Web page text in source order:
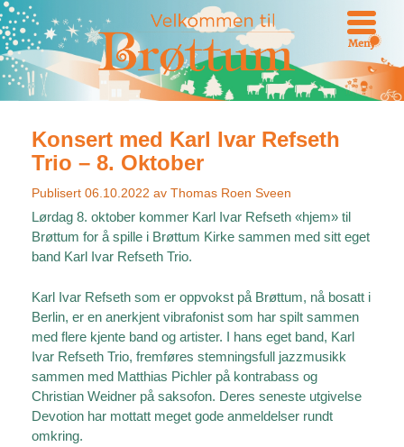
Meny
Konsert med Karl Ivar Refseth
Trio – 8. Oktober
Publisert 06.10.2022 av Thomas Roen Sveen
Lørdag 8. oktober kommer Karl Ivar Refseth «hjem» til
Brøttum for å spille i Brøttum Kirke sammen med sitt eget
band Karl Ivar Refseth Trio.
Karl Ivar Refseth som er oppvokst på Brøttum, nå bosatt i
Berlin, er en anerkjent vibrafonist som har spilt sammen
med flere kjente band og artister. I hans eget band, Karl
Ivar Refseth Trio, fremføres stemningsfull jazzmusikk
sammen med Matthias Pichler på kontrabass og
Christian Weidner på saksofon. Deres seneste utgivelse
Devotion har mottatt meget gode anmeldelser rundt
omkring.